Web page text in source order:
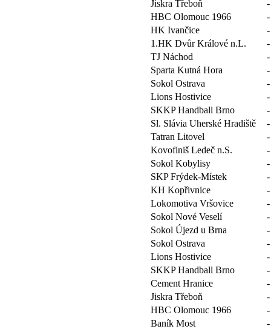
Jiskra Třeboň
HBC Olomouc 1966
HK Ivančice
1.HK Dvůr Králové n.L.
TJ Náchod
Sparta Kutná Hora
Sokol Ostrava
Lions Hostivice
SKKP Handball Brno
Sl. Slávia Uherské Hradiště
Tatran Litovel
Kovofiniš Ledeč n.S.
Sokol Kobylisy
SKP Frýdek-Místek
KH Kopřivnice
Lokomotiva Vršovice
Sokol Nové Veselí
Sokol Újezd u Brna
Sokol Ostrava
Lions Hostivice
SKKP Handball Brno
Cement Hranice
Jiskra Třeboň
HBC Olomouc 1966
Baník Most